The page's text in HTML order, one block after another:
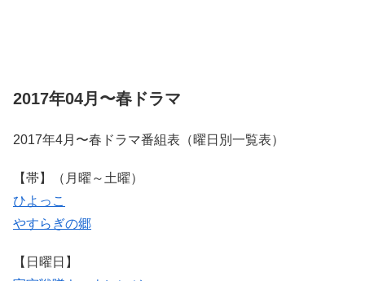
2017年04月〜春ドラマ
2017年4月〜春ドラマ番組表（曜日別一覧表）
【帯】（月曜～土曜）
ひよっこ
やすらぎの郷
【日曜日】